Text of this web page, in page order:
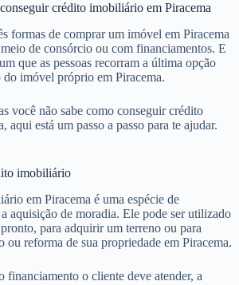
crédito imobiliário em Piracema
formas de comprar um imóvel em Piracema
de consórcio ou com financiamentos. E
que as pessoas recorram a última opção
do imóvel próprio em Piracema.
você não sabe como conseguir crédito
aqui está um passo a passo para te ajudar.
imobiliário
em Piracema é uma espécie de
aquisição de moradia. Ele pode ser utilizado
para adquirir um terreno ou para
ou reforma de sua propriedade em Piracema.
financiamento o cliente deve atender, a